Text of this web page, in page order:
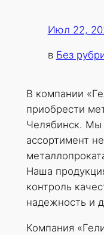
Июл 22,
в Без
В компании
приобрести
Челябинск. Мы
ассортимент
Наша
контроль
надежность и
Компания